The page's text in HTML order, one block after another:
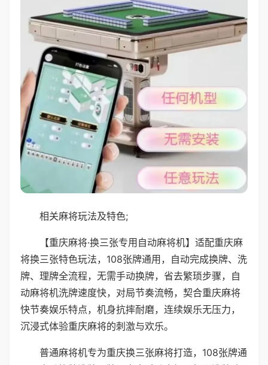
相关麻将玩法及特色;
【重庆麻将·换三张专用自动麻将机】适配重庆麻
将换三张特色玩法，108张牌通用，自动完成换牌、洗
牌、理牌全流程，无需手动换牌，省去繁琐步骤，自
动麻将机洗牌速度快，对局节奏流畅，契合重庆麻将
快节奏娱乐特点，机身抗摔耐磨，连续娱乐无压力，
沉浸式体验重庆麻将的刺激与欢乐。
普通麻将机专为重庆换三张麻将打造，108张牌通